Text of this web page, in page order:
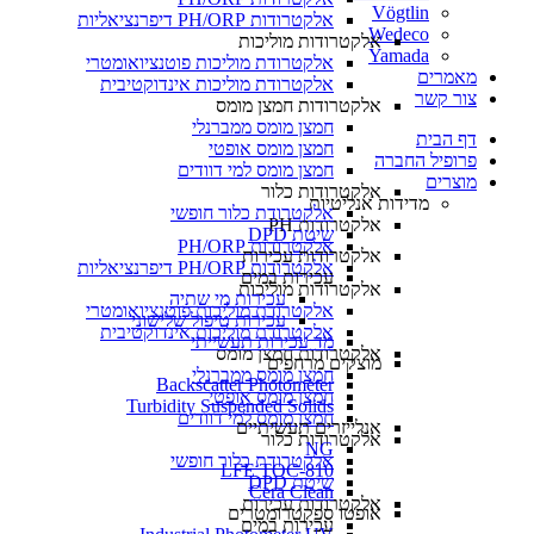
Vögtlin
Wedeco
Yamada
מאמרים
צור קשר
דף הבית
פרופיל החברה
מוצרים
מדידות אנליטיות
אלקטרודות PH
אלקטרודות PH/ORP
אלקטרודות PH/ORP דיפרנציאליות
אלקטרודות מוליכות
אלקטרודת מוליכות פוטנציואומטרי
אלקטרודת מוליכות אינדוקטיבית
אלקטרודות חמצן מומס
חמצן מומס ממברנלי
חמצן מומס אופטי
חמצן מומס למי דוודים
אלקטרודות כלור
אלקטרודת כלור חופשי
שיטת DPD
אלקטרודות עכירות
עכירות במים
אלקטרודות PH/ORP דיפרנציאליות
אלקטרודות מוליכות
אלקטרודת מוליכות פוטנציואומטרי
אלקטרודת מוליכות אינדוקטיבית
אלקטרודות חמצן מומס
חמצן מומס ממברנלי
חמצן מומס אופטי
חמצן מומס למי דוודים
אלקטרודות כלור
אלקטרודת כלור חופשי
שיטת DPD
אלקטרודות עכירות
עכירות במים
עכירות מי שתיה
עכירות טיפול שלישוני
מד עכירות תעשייתי
מוצקים מרחפים
Backscatter Photometer
Turbidity Suspended Solids
אנלייזרים תעשיתיים
NG
LFE TOC-810
Cera Clean​
אופטו ספקטרומטרים